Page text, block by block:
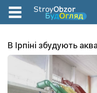
Перейти
содержанию
В Ірпіні збудують